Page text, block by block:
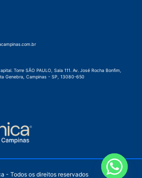
Torre SÃO PAULO, Sala 111. Av. José Rocha Bonfim,
Genebra, Campinas - SP, 13080-650
- Todos os direitos reservados